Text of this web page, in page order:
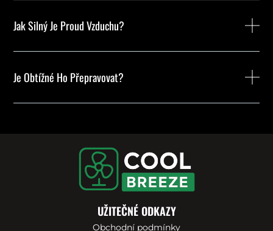
Jak Silný Je Proud Vzduchu?
Je Obtížné Ho Přepravovat?
UŽITEČNÉ ODKAZY
Obchodní podmínky